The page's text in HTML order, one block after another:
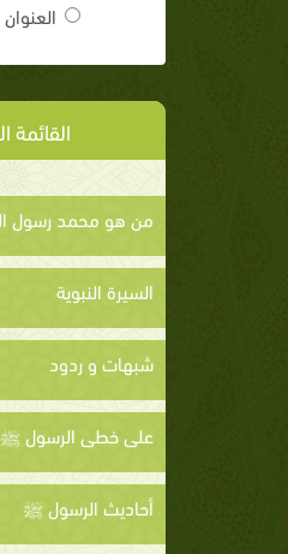
العنوان
القائمة
من هو محمد رسول
السيرة النبوية
شبهات و ردود
على خطى الرسول ﷺ
أحاديث الرسول ﷺ